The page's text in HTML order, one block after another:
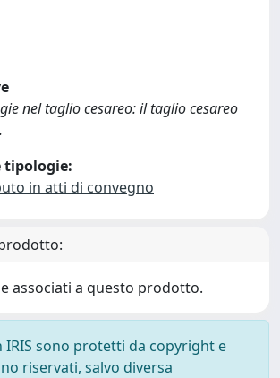
nel taglio cesareo: il taglio cesareo
tipologie:
in atti di convegno
associati a questo prodotto.
IRIS sono protetti da copyright e
riservati, salvo diversa